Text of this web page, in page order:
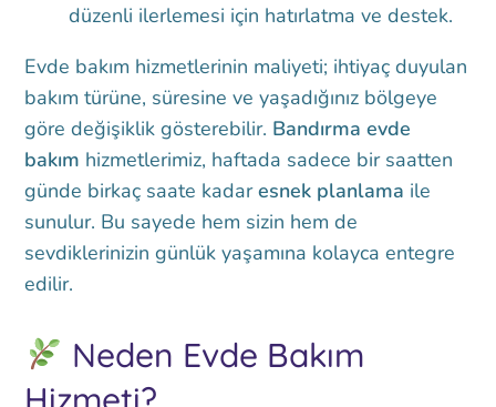
düzenli ilerlemesi için hatırlatma ve destek.
Evde bakım hizmetlerinin maliyeti; ihtiyaç duyulan
bakım türüne, süresine ve yaşadığınız bölgeye
göre değişiklik gösterebilir. Bandırma evde
bakım hizmetlerimiz, haftada sadece bir saatten
günde birkaç saate kadaresnek planlama ile
sunulur. Bu sayede hem sizin hem de
sevdiklerinizin günlük yaşamına kolayca entegre
edilir.
Neden Evde Bakım